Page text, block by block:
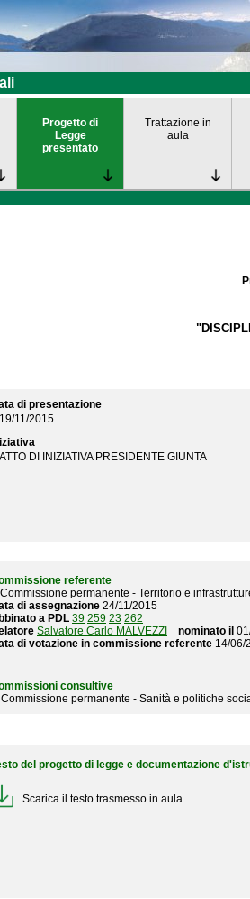
Progetto di
Legge
presentato
Trattazione in
aula
di presentazione
19/11/2015
ATTO DI INIZIATIVA PRESIDENTE GIUNTA
referente
permanente - Territorio e
di assegnazione 24/11/2015
a PDL 39 259 23 262
Salvatore Carlo MALVEZZI nominato il
di votazione in commissione referente 14/06/
consultive
Commissione permanente - Sanità e politiche
del progetto di legge e documentazione
Scarica il testo trasmesso in aula